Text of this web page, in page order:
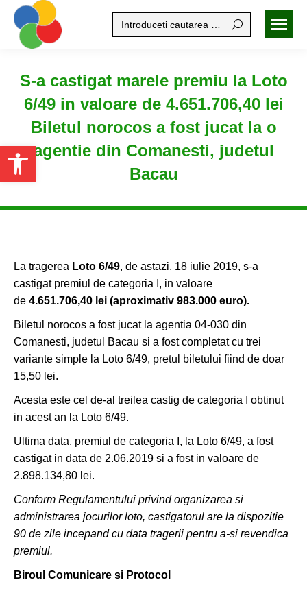
Open toolbar
Search:
S-a castigat marele premiu la Loto
6/49 in valoare de 4.651.706,40 lei
Biletul norocos a fost jucat la o
agentie din Comanesti, judetul
Bacau
La tragerea Loto 6/49, de astazi, 18 iulie 2019, s-a
castigat premiul de categoria I, in valoare
de 4.651.706,40 lei (aproximativ 983.000 euro).
Biletul norocos a fost jucat la agentia 04-030 din
Comanesti, judetul Bacau si a fost completat cu trei
variante simple la Loto 6/49, pretul biletului fiind de doar
15,50 lei.
Acesta este cel de-al treilea castig de categoria I obtinut
in acest an la Loto 6/49.
Ultima data, premiul de categoria I, la Loto 6/49, a fost
castigat in data de 2.06.2019 si a fost in valoare de
2.898.134,80 lei.
Conform Regulamentului privind organizarea si
administrarea jocurilor loto, castigatorul are la dispozitie
90 de zile incepand cu data tragerii pentru a-si revendica
premiul.
Biroul Comunicare si Protocol